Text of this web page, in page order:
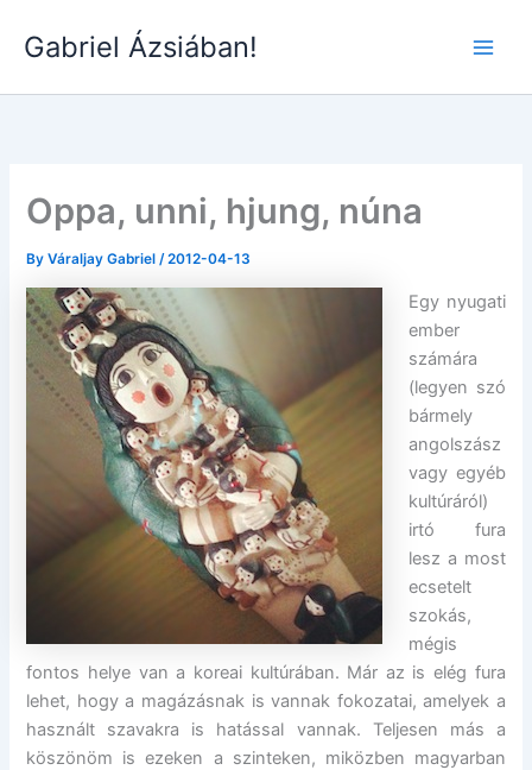
Gabriel Ázsiában!
Oppa, unni, hjung, núna
ByVáraljay Gabriel/2012-04-13
Egy nyugati
ember
számára
(legyen szó
bármely
angolszász
vagy egyéb
kultúráról)
irtó fura
lesz a most
ecsetelt
szokás,
mégis
fontos helye van a koreai kultúrában. Már az is elég fura
lehet, hogy a magázásnak is vannak fokozatai, amelyek a
használt szavakra is hatással vannak. Teljesen más a
köszönöm is ezeken a szinteken, miközben magyarban